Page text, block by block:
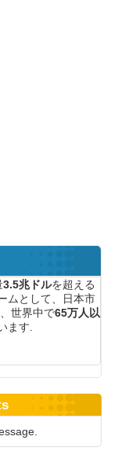
3.5兆ドルを超える
ムとして、日本市
世界中で65万人以
ます.